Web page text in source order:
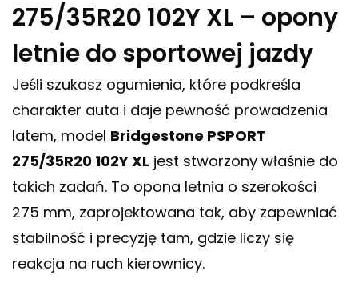
275/35R20 102Y XL – opony
letnie do sportowej jazdy
Jeśli szukasz ogumienia, które podkreśla
charakter auta i daje pewność prowadzenia
latem, model Bridgestone PSPORT
275/35R20 102Y XL jest stworzony właśnie do
takich zadań. To opona letnia o szerokości
275 mm, zaprojektowana tak, aby zapewniać
stabilność i precyzję tam, gdzie liczy się
reakcja na ruch kierownicy.